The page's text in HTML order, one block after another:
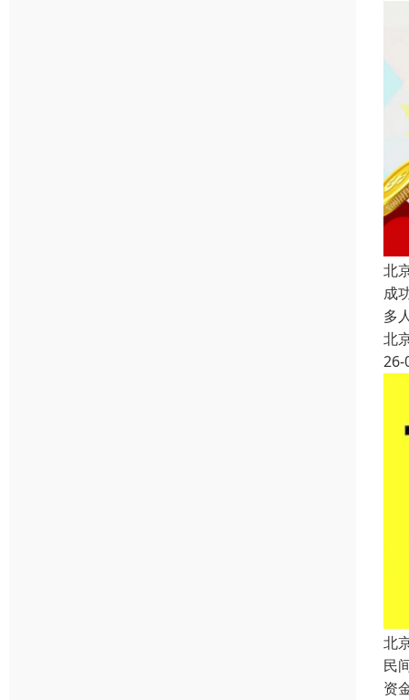
北
成
多
北
26-
北
民
资